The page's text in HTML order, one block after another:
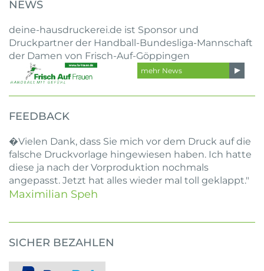
NEWS
deine-hausdruckerei.de ist Sponsor und
Druckpartner der Handball-Bundesliga-Mannschaft
der Damen von Frisch-Auf-Göppingen
mehr News
FEEDBACK
�Vielen Dank, dass Sie mich vor dem Druck auf die
falsche Druckvorlage hingewiesen haben. Ich hatte
diese ja nach der Vorproduktion nochmals
angepasst. Jetzt hat alles wieder mal toll geklappt."
Maximilian Speh
SICHER BEZAHLEN